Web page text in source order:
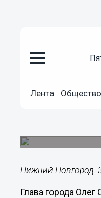
Лента Общество
Нижний Новгород.
Глава города